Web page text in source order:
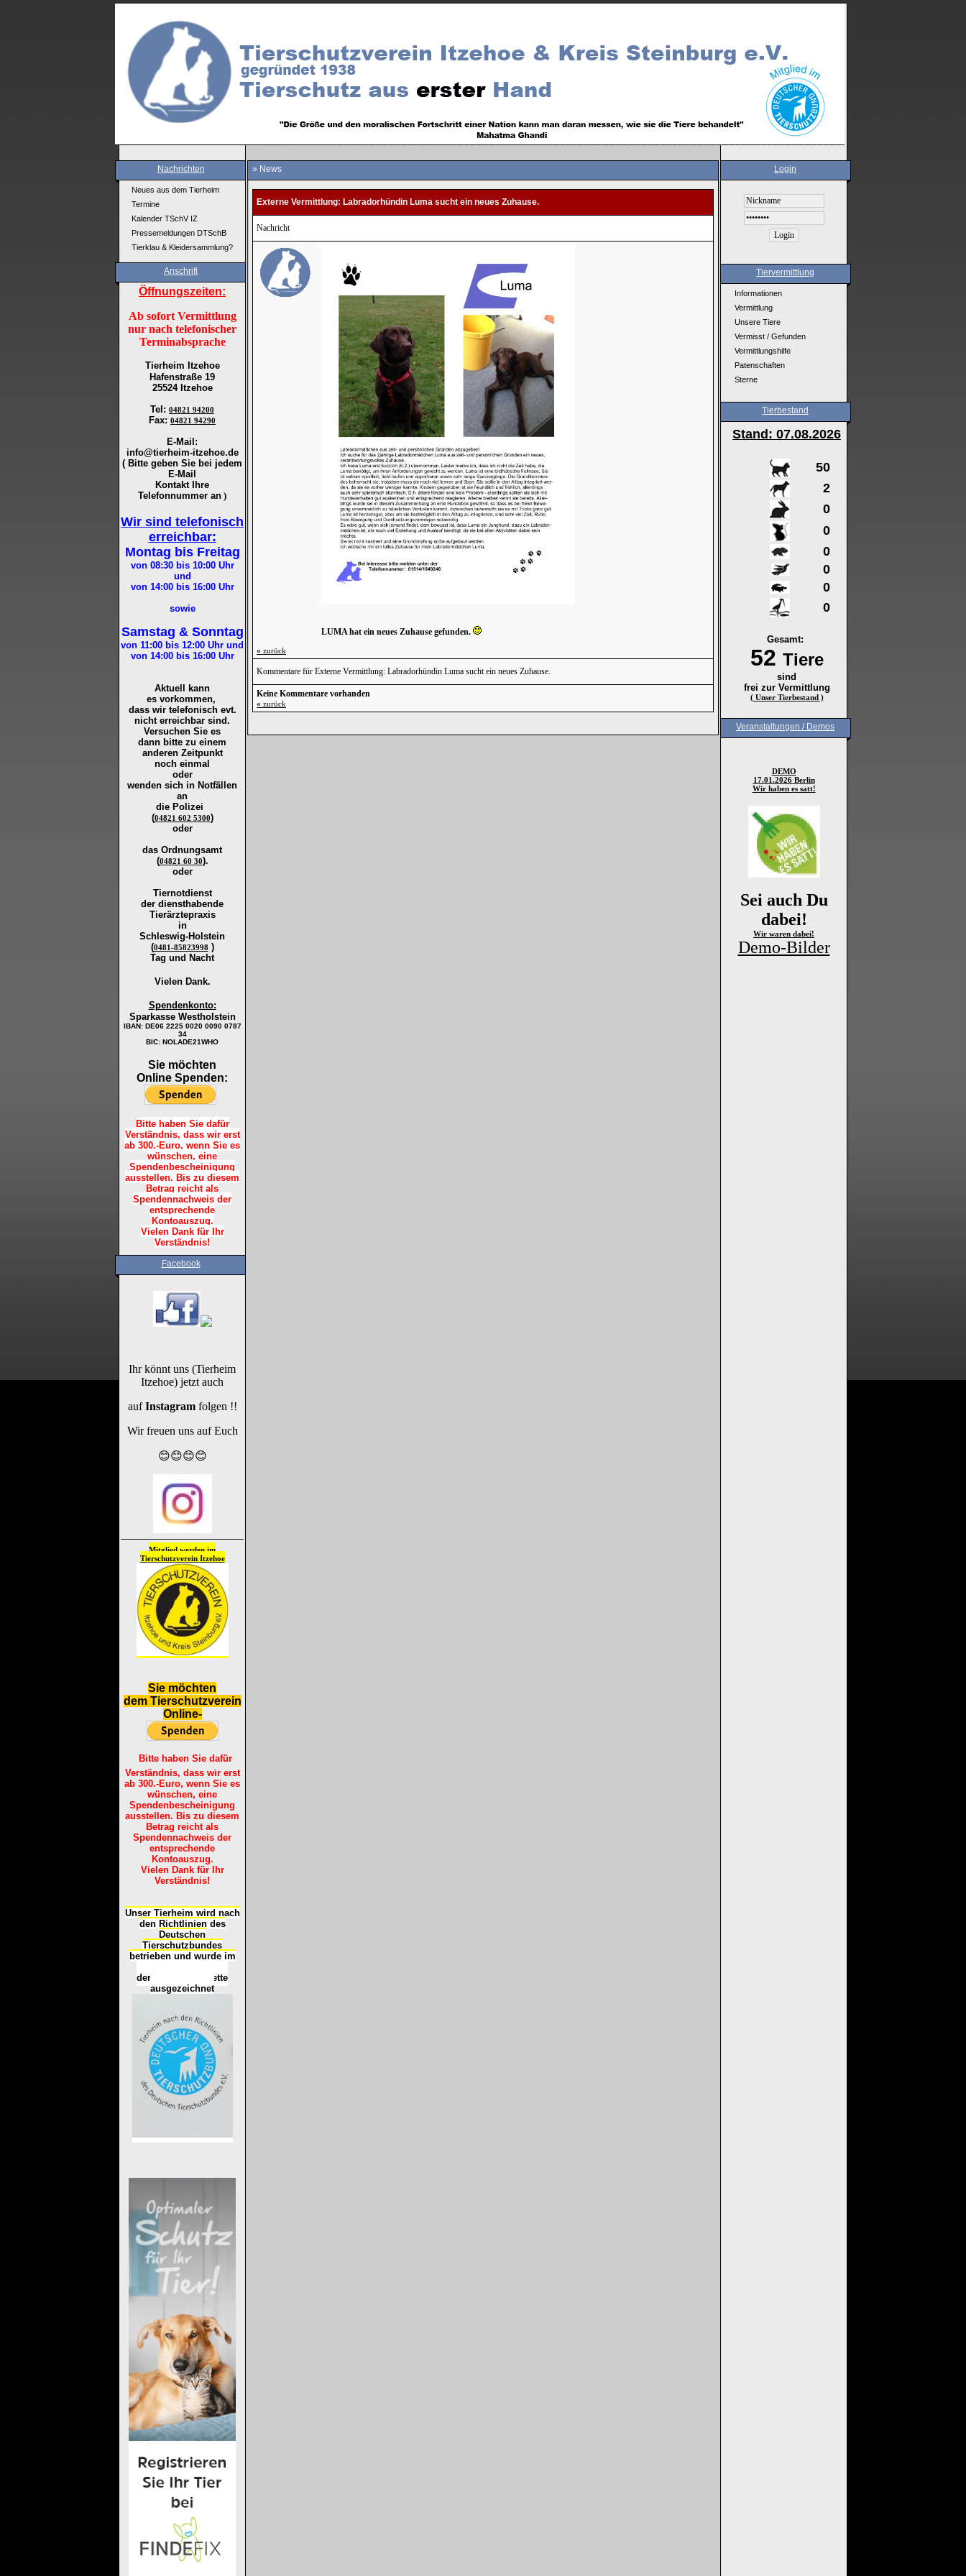
Nachrichten
Neues aus dem Tierheim
Termine
Kalender TSchV IZ
Pressemeldungen DTSchB
Tierklau & Kleidersammlung?
Anschrift
Öffnungszeiten:
Ab sofort Vermittlung
nur nach telefonischer
Terminabsprache
Tierheim Itzehoe
Hafenstraße 19
25524 Itzehoe
Tel : 04821 94200
Fax: 04821 94290
E-Mail:
info@tierheim-itzehoe.de
( Bitte geben Sie bei jedem
E-Mail
Kontakt Ihre
Telefonnummer an )
Wir sind telefonisch
erreichbar:
Montag bis Freitag
von 08:30 bis 10:00Uhr
und
von 14:00 bis 16:00Uhr
sowie
Samstag & Sonntag
von 11:00 bis 12:00 Uhr und
von 14:00 bis 16:00Uhr
Aktuell kann
es vorkommen,
dass wir telefonisch evt.
nicht erreichbar sind.
Versuchen Sie es
dann bitte zu einem
anderen Zeitpunkt
noch einmal
oder
wenden sich in Notfällen
an
die Polizei
(04821 602 5300)
oder
das Ordnungsamt
(04821 60 30).
oder
Tiernotdienst
der diensthabende
Tierärztepraxis
in
Schleswig-Holstein
(0481-85823998 )
Tag und Nacht
Vielen Dank.
Spendenkonto:
Sparkasse Westholstein
IBAN: DE06 2225 0020 0090 0787
34
BIC: NOLADE21WHO
Sie möchten
Online Spenden:
Bitte haben Sie dafür
Verständnis, dass wir erst
ab 300.-Euro, wenn Sie es
wünschen, eine
Spendenbescheinigung
ausstellen. Bis zu diesem
Betrag reicht als
Spendennachweis der
entsprechende
Kontoauszug.
Vielen Dank für Ihr
Verständnis!
Facebook
Ihr könnt uns (Tierheim
Itzehoe) jetzt auch
aufInstagramfolgen !!
Wir freuen uns auf Euch
😊😊😊😊
Mitglied werden im
Tierschutzverein Itzehoe
Sie möchten
dem Tierschutzverein
Online-
Bitte haben Sie dafür
Verständnis, dass wir erst
ab 300.-Euro, wenn Sie es
wünschen, eine
Spendenbescheinigung
ausstellen. Bis zu diesem
Betrag reicht als
Spendennachweis der
entsprechende
Kontoauszug.
Vielen Dank für Ihr
Verständnis!
Unser Tierheim wird nach
den Richtlinien des
Deutschen
Tierschutzbundes
betrieben und wurde im
der
Tierheimplakette
ausgezeichnet
» News
Externe Vermittlung: Labradorhündin Luma sucht ein neues Zuhause.
Nachricht
LUMA hat ein neues Zuhause gefunden.
« zurück
Kommentare für Externe Vermittlung: Labradorhündin Luma sucht ein neues Zuhause.
Keine Kommentare vorhanden
« zurück
Login
Tiervermittlung
Informationen
Vermittlung
Unsere Tiere
Vermisst / Gefunden
Vermittlungshilfe
Patenschaften
Sterne
Tierbestand
Stand: 07.08.2026
50
2
0
0
0
0
0
0
Gesamt:
52 Tiere
sind
frei zur Vermittlung
( Unser Tierbestand )
Veranstaltungen / Demos
DEMO
17.01.2026 Berlin
Wir haben es satt!
Sei auch Du
dabei!
Wir waren dabei!
Demo-Bilder